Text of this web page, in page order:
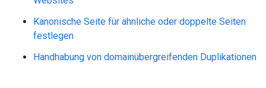
Kanonische Seite für ähnliche oder doppelte Seiten
festlegen
Handhabung von domainübergreifenden Duplikationen